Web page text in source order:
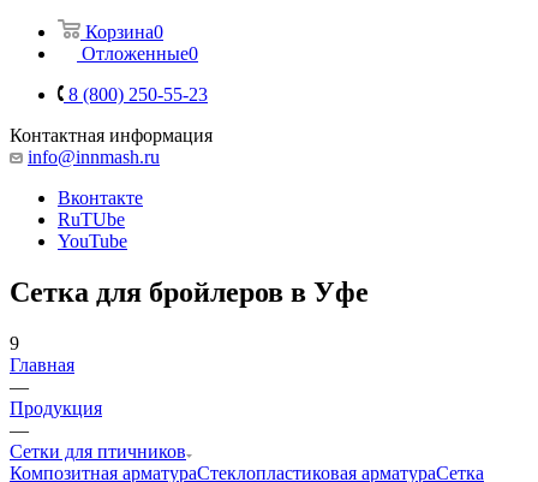
Корзина0
Отложенные0
8 (800) 250-55-23
Контактная информация
info@innmash.ru
Вконтакте
RuTUbe
YouTube
Сетка для бройлеров в Уфе
9
Главная
—
Продукция
—
Сетки для птичников
Композитная арматураCтеклопластиковая арматураСетка